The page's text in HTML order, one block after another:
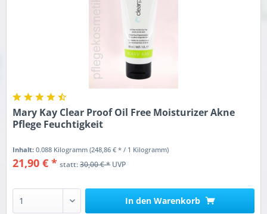
Mary Kay Clear Proof Oil Free Moisturizer Akne
Pflege Feuchtigkeit
Inhalt:0.088 Kilogramm(248,86 € * / 1 Kilogramm)
21,90 € * statt:30,00 € *UVP
In den Warenkorb